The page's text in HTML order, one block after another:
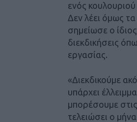
ενός
Δεν λέει όμως
σημείωσε ο
διεκδικήσεις
εργασίας.
«Διεκδικούμε
υπάρχει
μπορέσουμε στις
τελειώσει ο